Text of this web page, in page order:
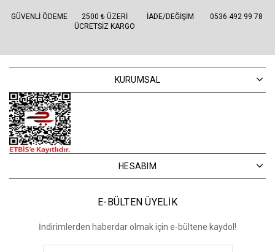
GÜVENLI ÖDEME
2500 ₺ ÜZERI
ÜCRETSIZ KARGO
İADE/DEĞIŞIM 0536 492 99 78
KURUMSAL
HESABIM
E-BÜLTEN ÜYELİK
İndirimlerden haberdar olmak için e-bültene kaydol!